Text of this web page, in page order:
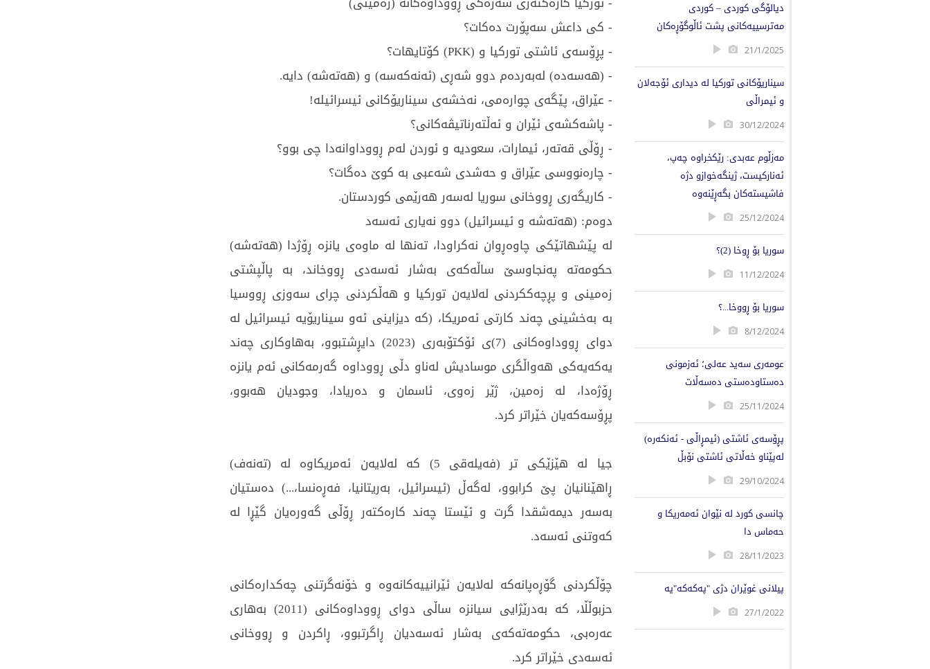
دیالۆگی كوردی – كوردی
مەترسییەكانی پشت ئاڵوگۆڕەكان
21/1/2025
سیناریۆكانی توركیا لە دیداری ئۆجەلان
و ئیمراڵی
30/12/2024
مەزڵوم عەبدی: رێکخراوە چەپ،
ئەنارکیست، ژینگەخوازو دژە
فاشیستەکان بگەڕێنەوە
25/12/2024
سوريا بۆ ڕوخا (2)؟
11/12/2024
سوریا بۆ ڕووخا...؟
8/12/2024
عومەرى سەید عەلى؛ ئەزمونى
دەستاودەستى دەسەڵات
25/11/2024
پڕۆسەی ئاشتی (ئیمڕاڵی - ئەنكەرە)
لەپێناو خەڵاتی ئاشتی نۆبڵ
29/10/2024
چانسی كورد لە نێوان ئەمەریكا و
حەماس دا
28/11/2023
پيلانى غوێران دژى "پەكەكە"يە
27/1/2022
- كی داعش سەپۆرت دەكات؟
- پڕۆسەی ئاشتی توركیا و (PKK) كۆتایهات؟
- (هەسەدە) لەبەردەم دوو شەڕی (ئەنەكەسە) و (هەتەشە) دایە.
- عێراق، پێگەی چوارەمی، نەخشەی سیناریۆكانی ئیسرائیلە!
- پاشەكشەی ئێران و ئەڵتەرناتیڤەكانی؟
- ڕۆڵى قەتەر، ئيمارات، سعوديە و ئوردن لەم ڕووداوانەدا چى بوو؟
- چارەنووسى عێراق و حەشدى شەعبى بە كوێ دەگات؟
- كاريگەرى ڕووخانى سوريا لەسەر هەرێمى كوردستان.
دوەم: (هەتەشە و ئیسرائیل) دوو نەیاری ئەسەد
لە پێشهاتێكی چاوەڕوان نەكراودا، تەنها لە ماوەی یانزە ڕۆژدا (هەتەشە)
حكومەتە پەنجاوسێ ساڵەكەی بەشار ئەسەدی ڕووخاند، بە پاڵپشتی
زەمینی و پڕچەككردنی لەلایەن توركیا و هەڵكردنی چرای سەوزی ڕووسیا
بە بەخشینی چەند كارتی ئەمریكا، (كە دیزاینی ئەو سیناریۆیە ئیسرائیل لە
دوای ڕووداوەكانی (7)ی ئۆكتۆبەری (2023) دایڕشتبوو، بەهاوكاری چەند
یەكەیەكی هەواڵگری موسادیش لەناو دڵی ڕووداوە گەرمەكانی ئەم یانزە
ڕۆژەدا، لە زەمین، ژێر زەوی، ئاسمان و دەریادا، وجودیان هەبوو،
پڕۆسەكەیان خێراتر كرد.
جیا لە هێزێكی تر (فەیلەقی 5) كە لەلایەن ئەمریكاوە لە (تەنەف)
ڕاهێنانیان پێ كرابوو، لەگەڵ (ئیسرائیل، بەریتانیا، فەڕەنسا،...) دەستیان
بەسەر دیمەشقدا گرت و ئێستا چەند كارەكتەر ڕۆڵی گەورەیان گێڕا لە
كەوتنی ئەسەد.
چۆڵكردنی گۆڕەپانەكە لەلایەن ئێرانییەكانەوە و خۆنەگرتنی چەكدارەكانی
حزبوڵڵا، كە بەدرێژایی سیانزە ساڵی دوای ڕووداوەكانی (2011) بەهاری
عەرەبی، حكومەتەكەی بەشار ئەسەدیان ڕاگرتبوو، ڕاكردن و ڕووخانی
ئەسەدی خێراتر كرد.